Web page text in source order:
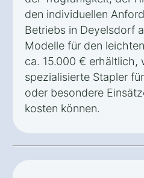
den individuellen
Betriebs in Deyelsdorf
Modelle für den
ca. 15.000 € erhältlich,
spezialisierte Stapler
oder besondere
kosten können.